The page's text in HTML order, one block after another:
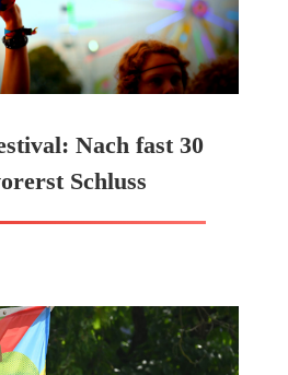
Nach fast 30
Schluss